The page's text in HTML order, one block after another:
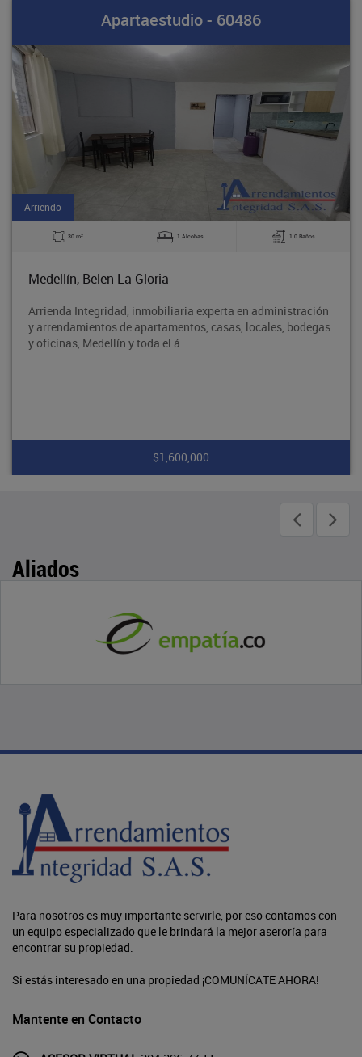
Apartaestudio - 60486
Arriendo
30 m2 1 Alcobas 1.0 Baños
Medellín, Belen La Gloria
Arrienda Integridad, inmobiliaria experta en administración
y arrendamientos de apartamentos, casas, locales, bodegas
y oficinas, Medellín y toda el á
$1,600,000
Aliados
Para nosotros es muy importante servirle, por eso contamos con
un equipo especializado que le brindará la mejor aseroría para
encontrar su propiedad.
Si estás interesado en una propiedad ¡COMUNÍCATE AHORA!
Mantente en Contacto